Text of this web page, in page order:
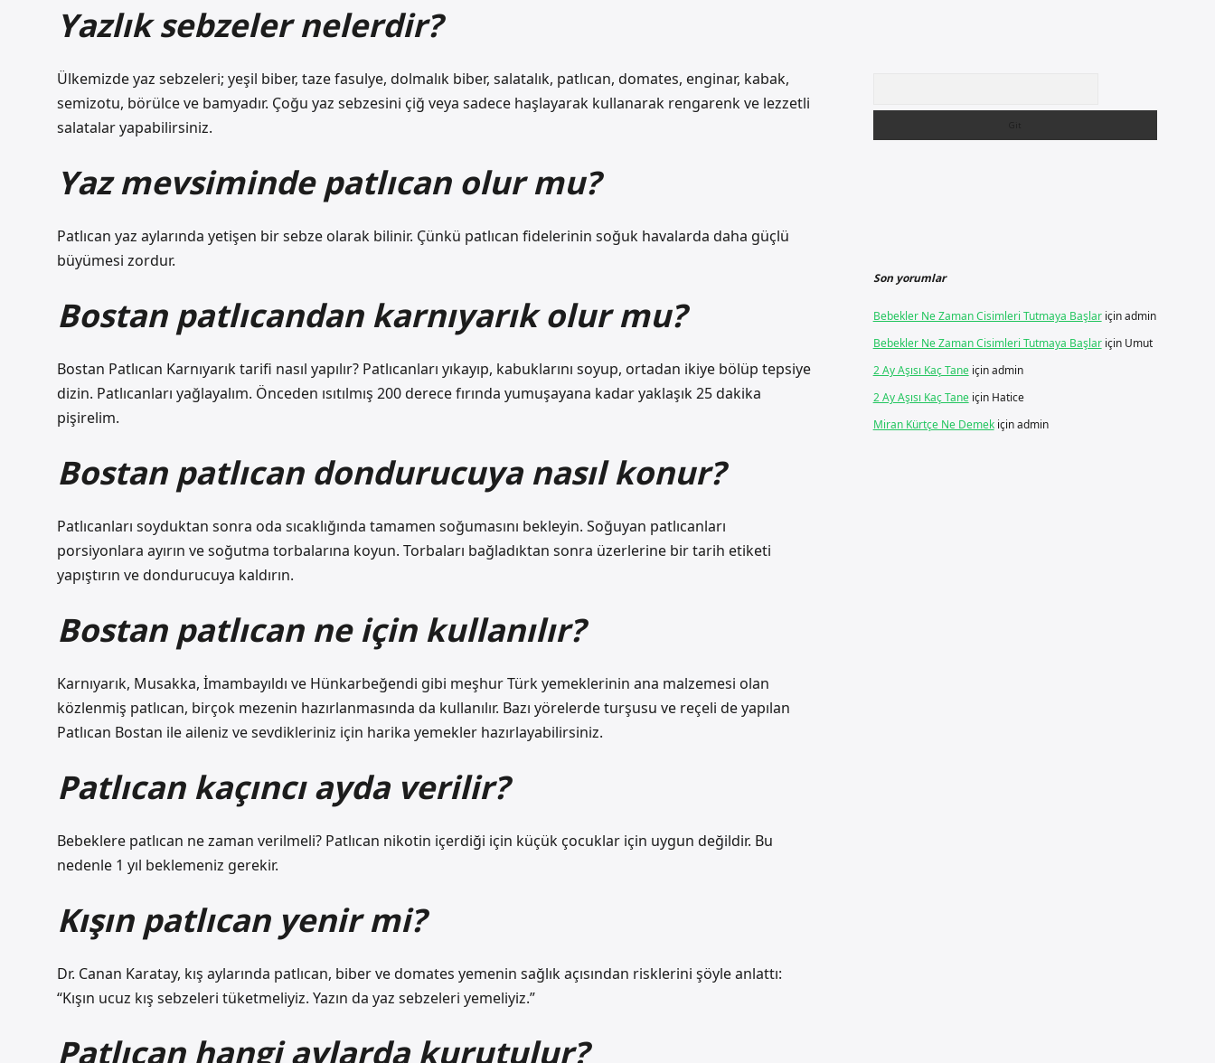
Yazlık sebzeler nelerdir?
Ülkemizde yaz sebzeleri; yeşil biber, taze fasulye, dolmalık biber, salatalık, patlıcan, domates, enginar, kabak,
semizotu, börülce ve bamyadır. Çoğu yaz sebzesini çiğ veya sadece haşlayarak kullanarak rengarenk ve lezzetli
salatalar yapabilirsiniz.
Yaz mevsiminde patlıcan olur mu?
Patlıcan yaz aylarında yetişen bir sebze olarak bilinir. Çünkü patlıcan fidelerinin soğuk havalarda daha güçlü
büyümesi zordur.
Bostan patlıcandan karnıyarık olur mu?
Bostan Patlıcan Karnıyarık tarifi nasıl yapılır? Patlıcanları yıkayıp, kabuklarını soyup, ortadan ikiye bölüp tepsiye
dizin. Patlıcanları yağlayalım. Önceden ısıtılmış 200 derece fırında yumuşayana kadar yaklaşık 25 dakika
pişirelim.
Bostan patlıcan dondurucuya nasıl konur?
Patlıcanları soyduktan sonra oda sıcaklığında tamamen soğumasını bekleyin. Soğuyan patlıcanları
porsiyonlara ayırın ve soğutma torbalarına koyun. Torbaları bağladıktan sonra üzerlerine bir tarih etiketi
yapıştırın ve dondurucuya kaldırın.
Bostan patlıcan ne için kullanılır?
Karnıyarık, Musakka, İmambayıldı ve Hünkarbeğendi gibi meşhur Türk yemeklerinin ana malzemesi olan
közlenmiş patlıcan, birçok mezenin hazırlanmasında da kullanılır. Bazı yörelerde turşusu ve reçeli de yapılan
Patlıcan Bostan ile aileniz ve sevdikleriniz için harika yemekler hazırlayabilirsiniz.
Patlıcan kaçıncı ayda verilir?
Bebeklere patlıcan ne zaman verilmeli? Patlıcan nikotin içerdiği için küçük çocuklar için uygun değildir. Bu
nedenle 1 yıl beklemeniz gerekir.
Kışın patlıcan yenir mi?
Dr. Canan Karatay, kış aylarında patlıcan, biber ve domates yemenin sağlık açısından risklerini şöyle anlattı:
“Kışın ucuz kış sebzeleri tüketmeliyiz. Yazın da yaz sebzeleri yemeliyiz.”
Patlıcan hangi aylarda kurutulur?
Son yorumlar
Bebekler Ne Zaman Cisimleri Tutmaya Başlariçinadmin
Bebekler Ne Zaman Cisimleri Tutmaya Başlariçin Umut
2 Ay Aşısı Kaç Taneiçinadmin
2 Ay Aşısı Kaç Taneiçin Hatice
Miran Kürtçe Ne Demekiçinadmin